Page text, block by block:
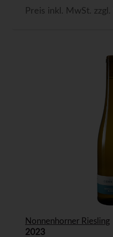
Preis inkl. MwSt. zzgl.
Nonnenhorner Riesling
2023